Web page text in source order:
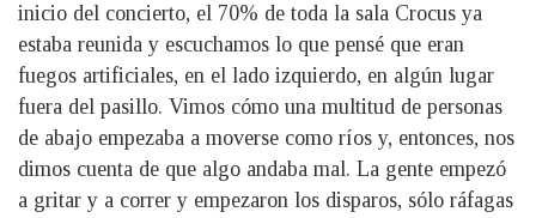
inicio del concierto, el 70% de toda la sala Crocus ya
estaba reunida y escuchamos lo que pensé que eran
fuegos artificiales, en el lado izquierdo, en algún lugar
fuera del pasillo. Vimos cómo una multitud de personas
de abajo empezaba a moverse como ríos y, entonces, nos
dimos cuenta de que algo andaba mal. La gente empezó
a gritar y a correr y empezaron los disparos, sólo ráfagas